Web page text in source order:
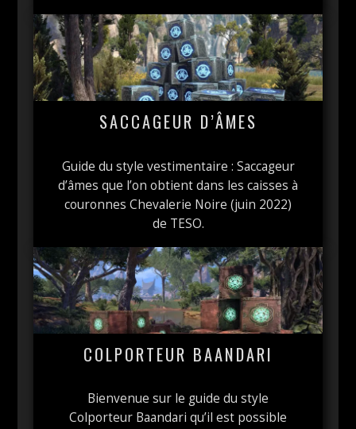
SACCAGEUR D’ÂMES
Guide du style vestimentaire : Saccageur
d’âmes que l’on obtient dans les caisses à
couronnes Chevalerie Noire (juin 2022)
de TESO.
COLPORTEUR BAANDARI
Bienvenue sur le guide du style
Colporteur Baandari qu’il est possible